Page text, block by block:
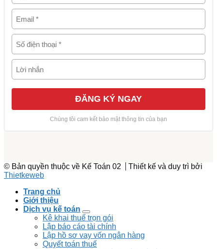
© Bản quyền thuộc về Kế Toán 02
Thiết kế và duy trì bởi
Thietkeweb
Trang chủ
Giới thiệu
Dịch vụ kế toán
Kê khai thuế trọn gói
Lập báo cáo tài chính
Lập hồ sơ vay vốn ngân hàng
Quyết toán thuế